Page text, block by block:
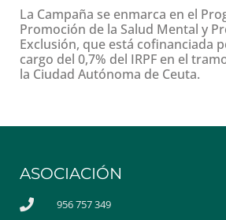
La Campaña se enmarca en el
Promoción de la Salud Mental y
Exclusión, que está cofinanciada
cargo del 0,7% del IRPF en el
la Ciudad Autónoma de Ceuta.
ASOCIACIÓN
956 757 349